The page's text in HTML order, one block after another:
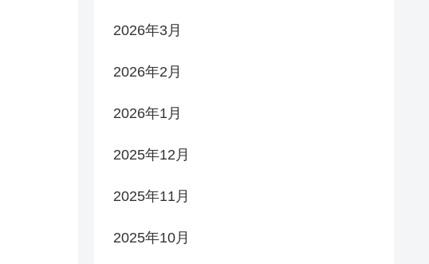
2026年3月
2026年2月
2026年1月
2025年12月
2025年11月
2025年10月